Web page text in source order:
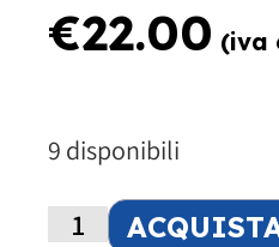
€22.00 (iva
9 disponibili